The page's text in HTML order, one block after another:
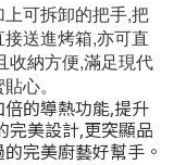
可拆卸的把手,把
送進烤箱,亦可直
收納方便,滿足現代
心。
的導熱功能,提升
完美設計,更突顯品
完美廚藝好幫手。